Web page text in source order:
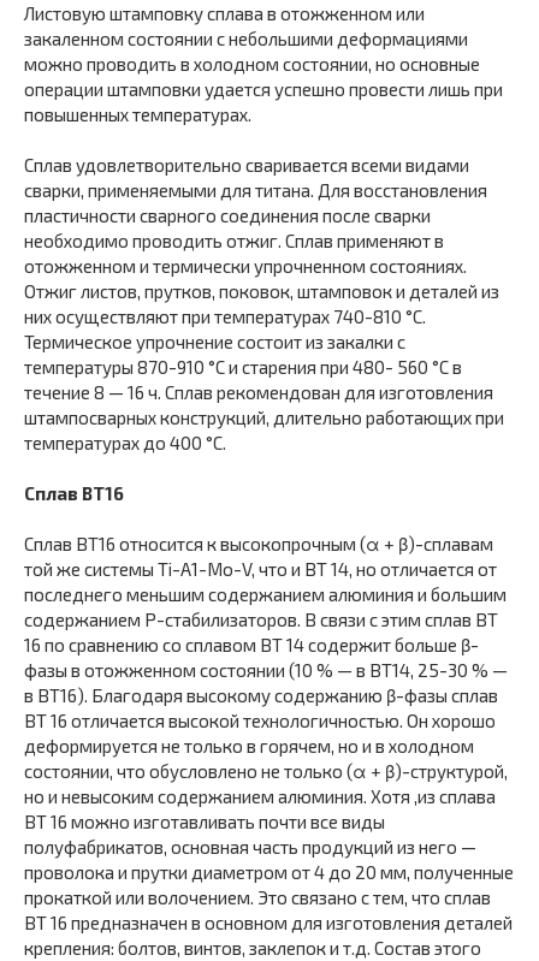
Листовую штамповку сплава в отожженном или
закаленном состоянии с небольшими деформациями
можно проводить в холодном состоянии, но основные
операции штамповки удается успешно провести лишь при
повышенных температурах.
Сплав удовлетворительно сваривается всеми видами
сварки, применяемыми для титана. Для восстановления
пластичности сварного соединения после сварки
необходимо проводить отжиг. Сплав применяют в
отожженном и термически упрочненном состояниях.
Отжиг листов, прутков, поковок, штамповок и деталей из
них осуществляют при температурах 740-810 °С.
Термическое упрочнение состоит из закалки с
температуры 870-910 °С и старения при 480- 560 °С в
течение 8 — 16 ч. Сплав рекомендован для изготовления
штампосварных конструкций, длительно работающих при
температурах до 400 °С.
Сплав ВТ16
Сплав ВТ16 относится к высокопрочным (α + β)-сплавам
той же системы Ti-A1-Мо-V, что и ВТ 14, но отличается от
последнего меньшим содержанием алюминия и большим
содержанием Р-стабилизаторов. В связи с этим сплав ВТ
16 по сравнению со сплавом ВТ 14 содержит больше β-
фазы в отожженном состоянии (10 % — в ВТ14, 25-30 % —
в ВТ16). Благодаря высокому содержанию β-фазы сплав
ВТ 16 отличается высокой технологичностью. Он хорошо
деформируется не только в горячем, но и в холодном
состоянии, что обусловлено не только (α + β)-структурой,
но и невысоким содержанием алюминия. Хотя ,из сплава
ВТ 16 можно изготавливать почти все виды
полуфабрикатов, основная часть продукций из него —
проволока и прутки диаметром от 4 до 20 мм, полученные
прокаткой или волочением. Это связано с тем, что сплав
ВТ 16 предназначен в основном для изготовления деталей
крепления: болтов, винтов, заклепок и т.д. Состав этого